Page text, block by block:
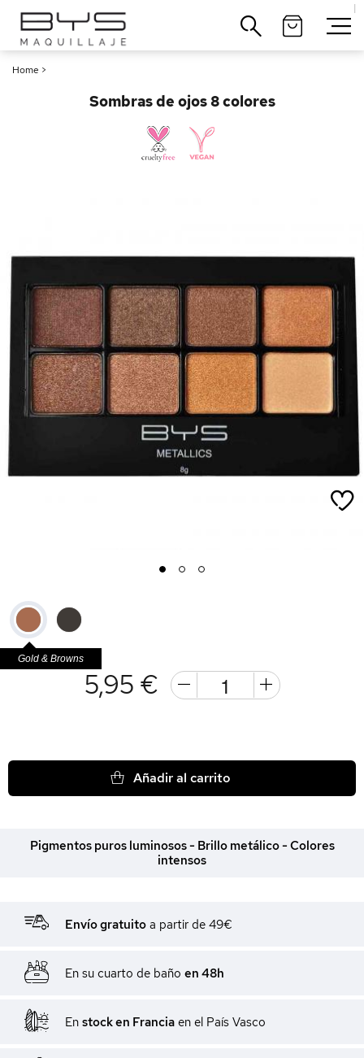
|
Home >
Sombras de ojos 8 colores
1 2 3
5,95 €
Añadir al carrito
Pigmentos puros luminosos - Brillo metálico - Colores
intensos
Envío gratuito a partir de 49€
En su cuarto de baño en 48h
En stock en Francia en el País Vasco
Cerrar
Gold & Browns